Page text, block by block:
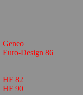
Geneo
Euro-Design 86
HF 82
HF 90